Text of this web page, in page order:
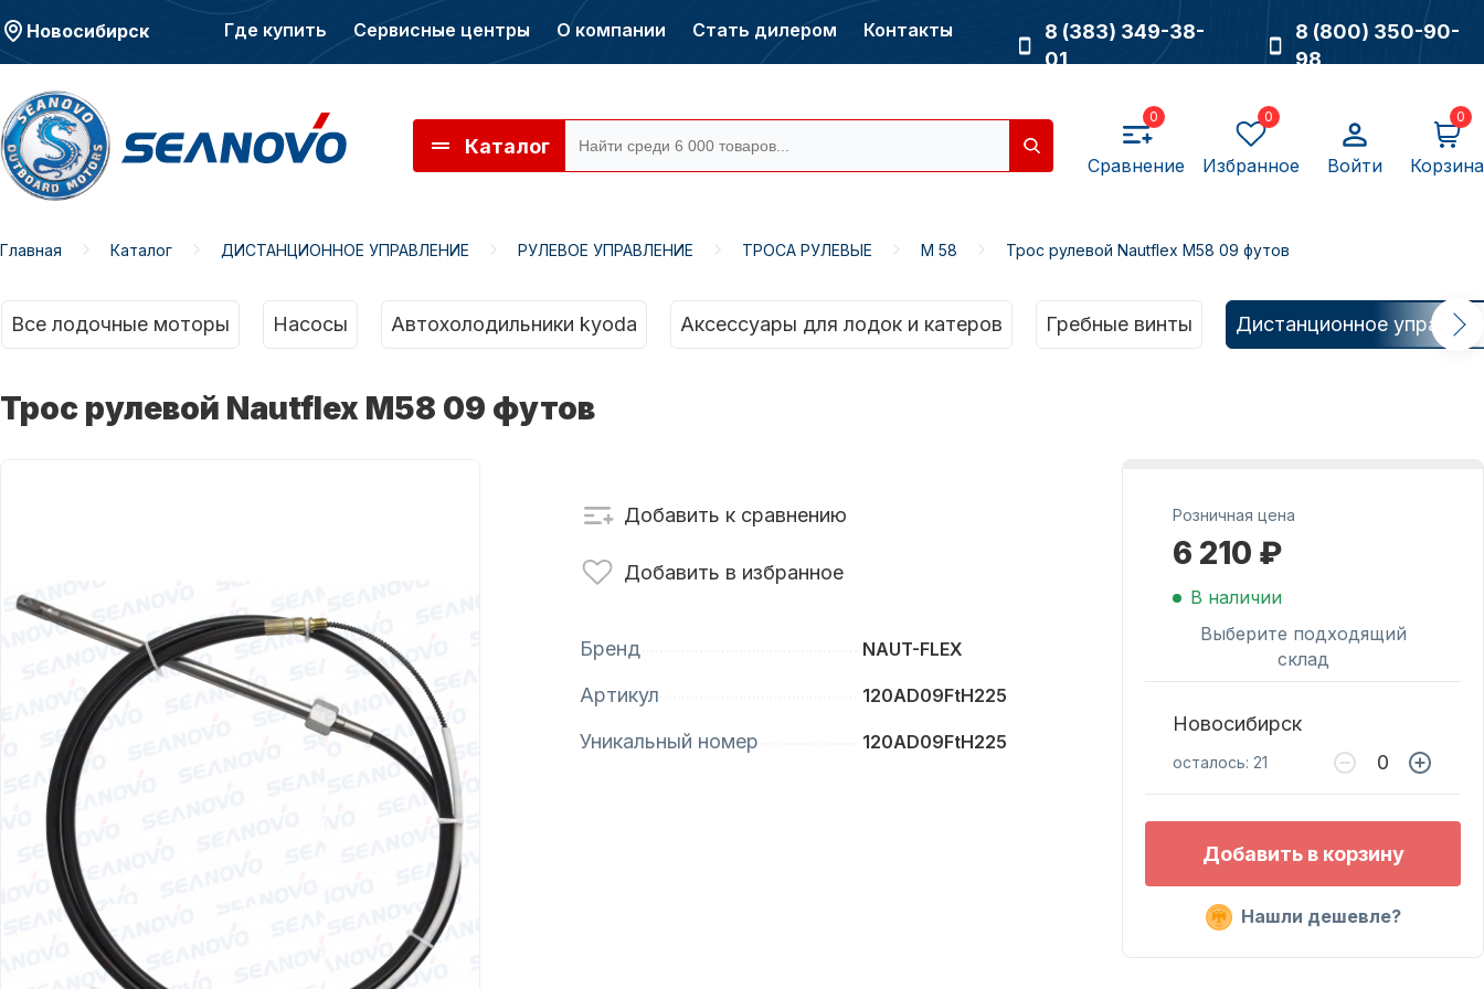
Новосибирск Где купить Сервисные центры О компании Стать дилером Контакты
8 (383) 349-38-
01
8 (800) 350-90-
98
Каталог
0
Сравнение
0
Избранное Войти
0
Корзина
Запчасти для ПЛМ
Масла для лодочных
моторов
Автохолодильник
KYODA
Дистанционное
управление
для лодочных
моторов
Главная Каталог ДИСТАНЦИОННОЕ УПРАВЛЕНИЕ РУЛЕВОЕ УПРАВЛЕНИЕ ТРОСА РУЛЕВЫЕ М 58 Трос рулевой Nautflex М58 09 футов
Все лодочные моторы Насосы Автохолодильники kyoda Аксессуары для лодок и катеров Гребные винты Дистанционное
Трос рулевой Nautflex М58 09 футов
Добавить к сравнению
Добавить в избранное
Бренд NAUT-FLEX
Артикул 120AD09FtH225
Уникальный номер 120AD09FtH225
Розничная цена
6 210 ₽
В наличии
Выберите подходящий
склад
Новосибирск
осталось: 21
Добавить в корзину
Нашли дешевле?